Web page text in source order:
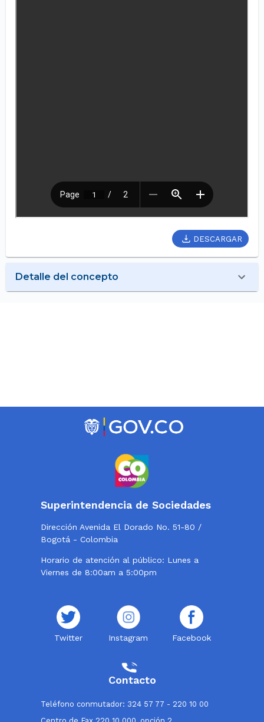
DESCARGAR
Detalle del concepto
Superintendencia de Sociedades
Dirección Avenida El Dorado No. 51-80 /
Bogotá - Colombia
Horario de atención al público: Lunes a
Viernes de 8:00am a 5:00pm
Twitter Instagram Facebook
Contacto
Teléfono conmutador: 324 57 77 - 220 10 00